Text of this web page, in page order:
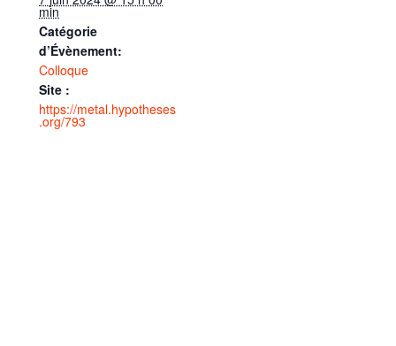
min
Catégorie
d’Évènement:
Colloque
Site :
https://metal.hypotheses
.org/793